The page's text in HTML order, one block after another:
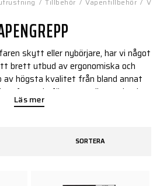
skytt eller nybörjare, har vi något
brett utbud av ergonomiska och
av högsta kvalitet från bland annat
utformade för att ge dig maximal
de kan hjälpa dig att förbättra din
Läs mer
SORTERA